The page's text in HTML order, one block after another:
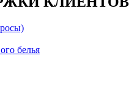
белья